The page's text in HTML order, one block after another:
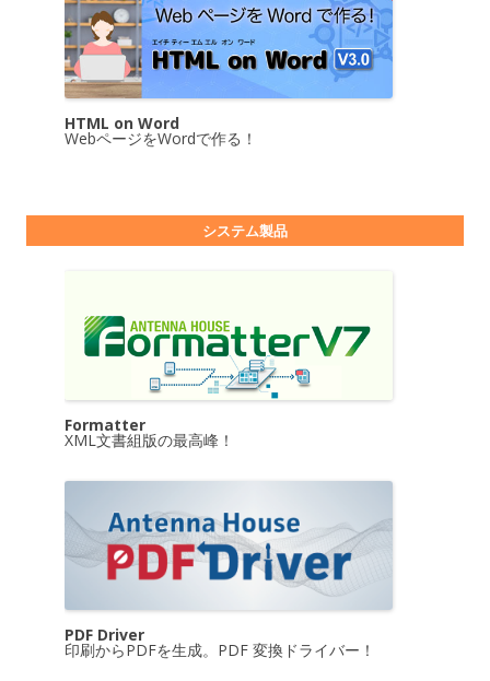
HTML on Word
WebページをWordで作る！
システム製品
Formatter
XML文書組版の最高峰！
PDF Driver
印刷からPDFを生成。PDF 変換ドライバー！